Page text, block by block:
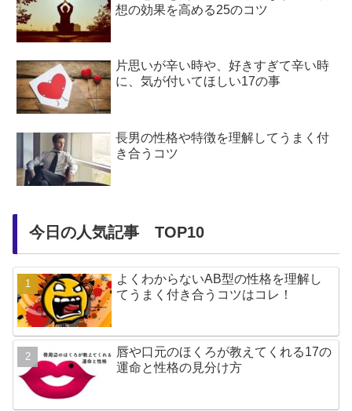
想の効果を高める25のコツ
片思いが辛い時や、好きすぎて辛い時
に、気が付いてほしい17の事
長男の性格や特徴を理解してうまく付
き合うコツ
今日の人気記事 TOP10
よくわからないAB型の性格を理解し
てうまく付き合うコツはコレ！
唇や口元のほくろが教えてくれる17の
運命と性格の見分け方